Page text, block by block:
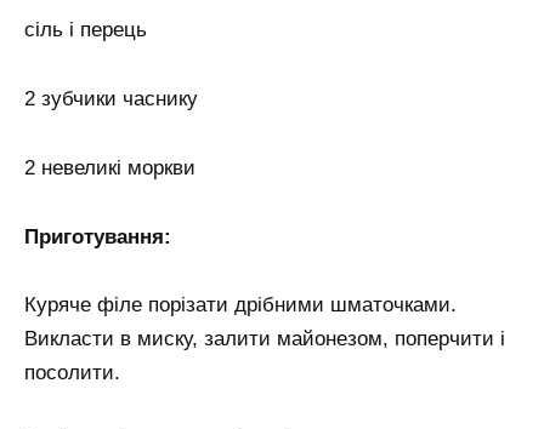
сіль і перець
2 зубчики часнику
2 невеликі моркви
Приготування:
Куряче філе порізати дрібними шматочками.
Викласти в миску, залити майонезом, поперчити і
посолити.